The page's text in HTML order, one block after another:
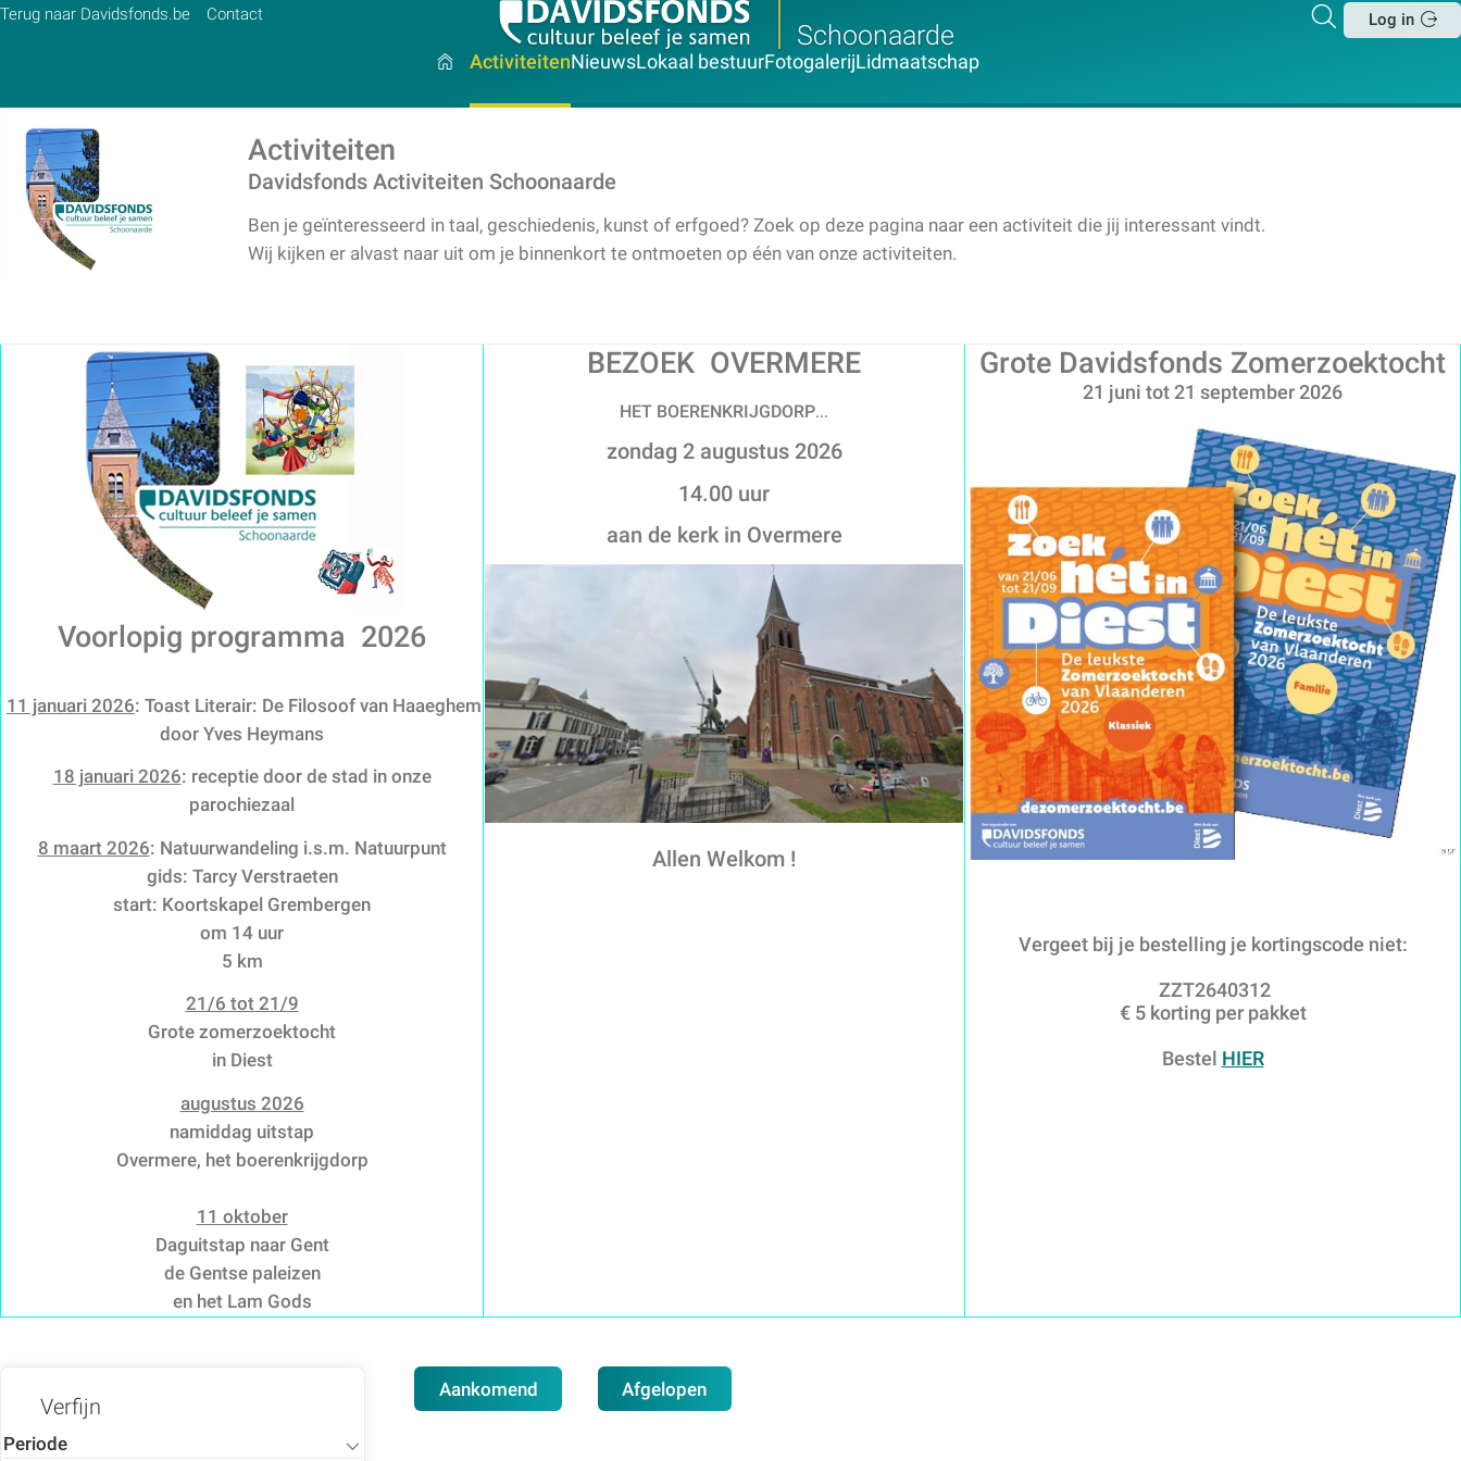
Terug naar Davidsfonds.be Contact
Schoonaarde
Zoeken
Log in
ActiviteitenNieuwsLokaal bestuurFotogalerijLidmaatschap
Activiteiten
Davidsfonds Activiteiten Schoonaarde
Ben je geïnteresseerd in taal, geschiedenis, kunst of erfgoed? Zoek op deze pagina naar een activiteit die jij interessant vindt.
Wij kijken er alvast naar uit om je binnenkort te ontmoeten op één van onze activiteiten.
Voorlopig programma 2026
11 januari 2026: Toast Literair: De Filosoof van Haaeghem
door Yves Heymans
18 januari 2026: receptie door de stad in onze
parochiezaal
8 maart 2026: Natuurwandeling i.s.m. Natuurpunt
gids: Tarcy Verstraeten
start: Koortskapel Grembergen
om 14 uur
5 km
21/6 tot 21/9
Grote zomerzoektocht
in Diest
augustus 2026
namiddag uitstap
Overmere, het boerenkrijgdorp
11 oktober
Daguitstap naar Gent
de Gentse paleizen
en het Lam Gods
BEZOEK OVERMERE
HET BOERENKRIJGDORP...
zondag 2 augustus 2026
14.00 uur
aan de kerk in Overmere
Allen Welkom !
Grote Davidsfonds Zomerzoektocht
21 juni tot 21 september 2026
Vergeet bij je bestelling je kortingscode niet:
ZZT2640312
€ 5 korting per pakket
Bestel HIER
Verfijn
Toon
Periode
Aankomend Afgelopen
Zoek:
Zoeken